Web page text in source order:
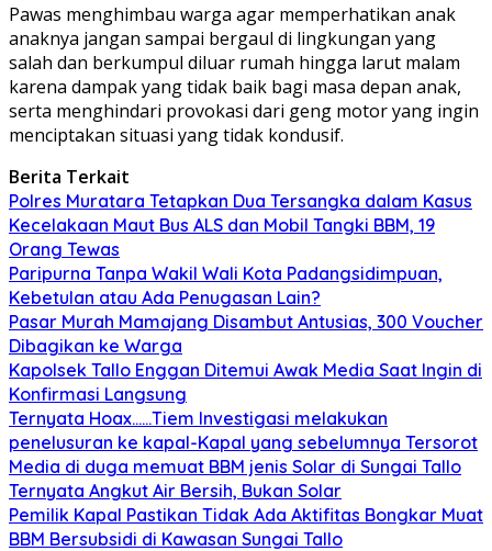
Pawas menghimbau warga agar memperhatikan anak
anaknya jangan sampai bergaul di lingkungan yang
salah dan berkumpul diluar rumah hingga larut malam
karena dampak yang tidak baik bagi masa depan anak,
serta menghindari provokasi dari geng motor yang ingin
menciptakan situasi yang tidak kondusif.
Berita Terkait
Polres Muratara Tetapkan Dua Tersangka dalam Kasus
Kecelakaan Maut Bus ALS dan Mobil Tangki BBM, 19
Orang Tewas
Paripurna Tanpa Wakil Wali Kota Padangsidimpuan,
Kebetulan atau Ada Penugasan Lain?
Pasar Murah Mamajang Disambut Antusias, 300 Voucher
Dibagikan ke Warga
Kapolsek Tallo Enggan Ditemui Awak Media Saat Ingin di
Konfirmasi Langsung
Ternyata Hoax……Tiem Investigasi melakukan
penelusuran ke kapal-Kapal yang sebelumnya Tersorot
Media di duga memuat BBM jenis Solar di Sungai Tallo
Ternyata Angkut Air Bersih, Bukan Solar
Pemilik Kapal Pastikan Tidak Ada Aktifitas Bongkar Muat
BBM Bersubsidi di Kawasan Sungai Tallo